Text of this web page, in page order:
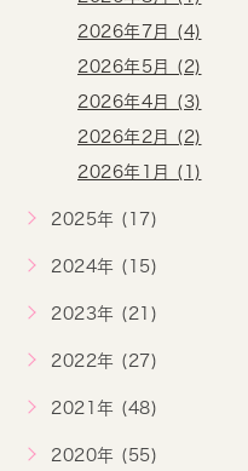
2026年7月 (4)
2026年5月 (2)
2026年4月 (3)
2026年2月 (2)
2026年1月 (1)
2025年 (17)
2024年 (15)
2023年 (21)
2022年 (27)
2021年 (48)
2020年 (55)